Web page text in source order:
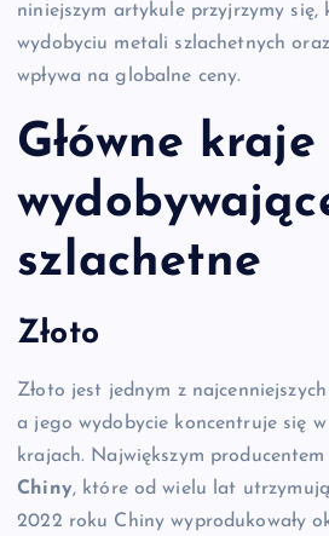
niniejszym artykule przyjrzymy
wydobyciu metali szlachetnych
wpływa na globalne ceny.
Główne kraje
szlachetne
Złoto
Złoto jest jednym z
a jego wydobycie koncentruje się
krajach. Największym
Chiny, które od wielu lat
2022 roku Chiny wyprodukowały